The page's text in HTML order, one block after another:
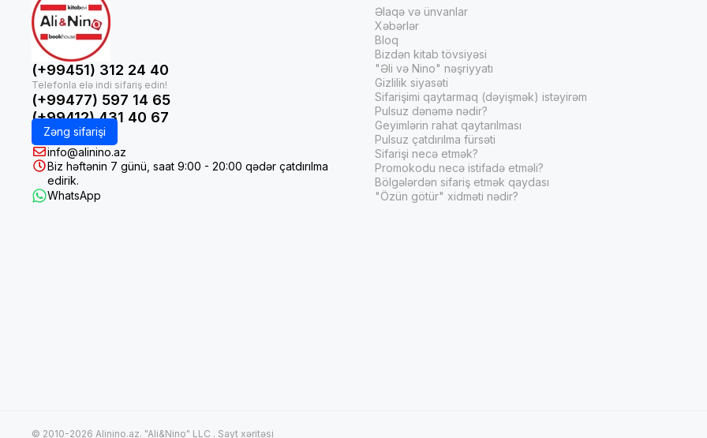
(+99451) 312 24 40
(+99477) 597 14 65
(+99412) 431 40 67
Zəng sifarişi
info@alinino.az
Biz həftənin 7 günü, saat 9:00 - 20:00 qədər çatdırılma
edirik.
WhatsApp
Əlaqə və ünvanlar
Xəbərlər
Bloq
Bizdən kitab tövsiyəsi
"Əli və Nino" nəşriyyatı
Gizlilik siyasəti
Sifarişimi qaytarmaq (dəyişmək) istəyirəm
Pulsuz dənəmə nədir?
Geyimlərin rahat qaytarılması
Pulsuz çatdırılma fürsəti
Sifarişi necə etmək?
Promokodu necə istifadə etməli?
Bölgələrdən sifariş etmək qaydası
"Özün götür" xidməti nədir?
© 2010-2026 Alinino.az. "Ali&Nino" LLC . Sayt xəritəsi